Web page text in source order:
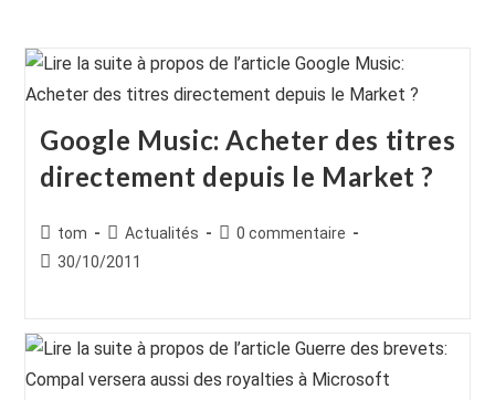
Google Music: Acheter des titres
directement depuis le Market ?
Auteur/autrice
de
tom
Post
category:
Actualités
Commentaires
0 commentaire
Publication
30/10/2011